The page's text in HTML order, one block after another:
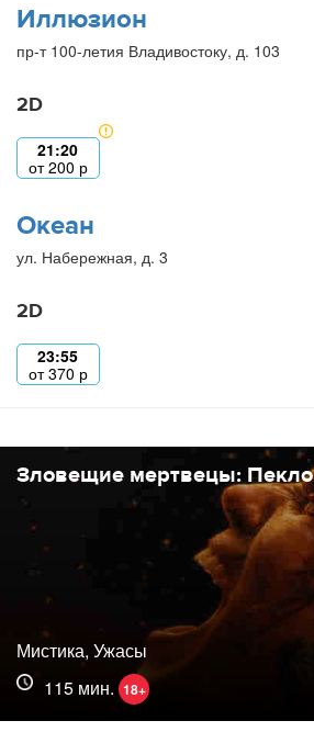
Иллюзион
пр-т 100-летия Владивостоку, д. 103
2D
21:20
от200 р
Океан
ул. Набережная, д. 3
2D
23:55
от370 р
Зловещие мертвецы: Пекло
Мистика, Ужасы
115 мин. 18+